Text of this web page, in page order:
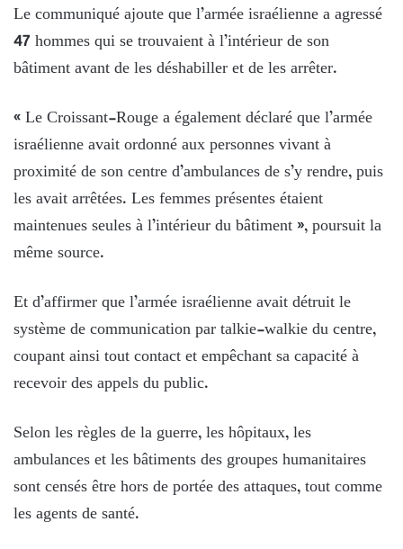
Le communiqué ajoute que l’armée israélienne a agressé
47 hommes qui se trouvaient à l’intérieur de son
bâtiment avant de les déshabiller et de les arrêter.
« Le Croissant-Rouge a également déclaré que l’armée
israélienne avait ordonné aux personnes vivant à
proximité de son centre d’ambulances de s’y rendre, puis
les avait arrêtées. Les femmes présentes étaient
maintenues seules à l’intérieur du bâtiment », poursuit la
même source.
Et d’affirmer que l’armée israélienne avait détruit le
système de communication par talkie-walkie du centre,
coupant ainsi tout contact et empêchant sa capacité à
recevoir des appels du public.
Selon les règles de la guerre, les hôpitaux, les
ambulances et les bâtiments des groupes humanitaires
sont censés être hors de portée des attaques, tout comme
les agents de santé.